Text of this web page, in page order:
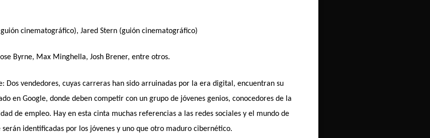
cinematográfico), Jared Stern (guión cinematográfico)
Byrne, Max Minghella, Josh Brener, entre otros.
Dos vendedores, cuyas carreras han sido arruinadas por la era digital, encuentran su
en Google, donde deben competir con un grupo de jóvenes genios, conocedores de la
de empleo. Hay en esta cinta muchas referencias a las redes sociales y el mundo de
identificadas por los jóvenes y uno que otro maduro cibernético.